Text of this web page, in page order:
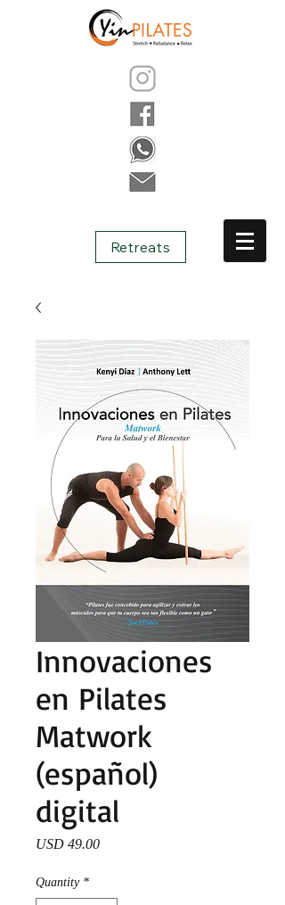
Retreats
Innovaciones
en Pilates
Matwork
(español)
digital
USD 49.00Price
Quantity *